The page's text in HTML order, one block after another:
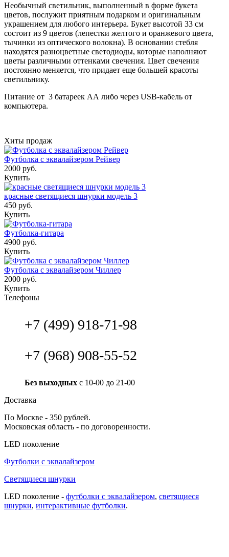
Необычный светильник, выполненный в форме букета
цветов, послужит приятным подарком и оригинальным
украшением для любого интерьера. Букет высотой 33 см
состоит из 9 цветов (лепестки желтого и оранжевого цвета,
тычинки из оптического волокна). В основании стебля
находятся разноцветные светодиоды, которые наполняют
цветы различными оттенками свечения. Цвет свечения
постоянно меняется, что придает еще большей красоты
светильнику.
Питание от 3 батареек АА либо через USB-кабель от
компьютера.
Хиты продаж
Футболка с эквалайзером Рейвер
2000 руб.
Купить
красные светящиеся шнурки модель 3
450 руб.
Купить
Футболка-гитара
4900 руб.
Купить
Футболка с эквалайзером Чиллер
2000 руб.
Купить
Телефоны
+7 (499) 918-71-98
+7 (968) 908-55-52
Без выходных с 10-00 до 21-00
Доставка
По Москве - 350 рублей.
Московская область - по договоренности.
LED поколение
Футболки с эквалайзером
Светящиеся шнурки
LED поколение - футболки с эквалайзером, cветящиеся
шнурки, интерактивные футболки.